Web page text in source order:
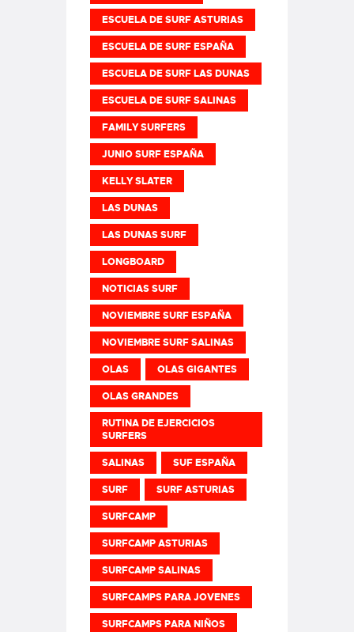
ESCUELA DE SURF ASTURIAS
ESCUELA DE SURF ESPAÑA
ESCUELA DE SURF LAS DUNAS
ESCUELA DE SURF SALINAS
FAMILY SURFERS
JUNIO SURF ESPAÑA
KELLY SLATER
LAS DUNAS
LAS DUNAS SURF
LONGBOARD
NOTICIAS SURF
NOVIEMBRE SURF ESPAÑA
NOVIEMBRE SURF SALINAS
OLAS OLAS GIGANTES
OLAS GRANDES
RUTINA DE EJERCICIOS
SURFERS
SALINAS SUF ESPAÑA
SURF SURF ASTURIAS
SURFCAMP
SURFCAMP ASTURIAS
SURFCAMP SALINAS
SURFCAMPS PARA JOVENES
SURFCAMPS PARA NIÑOS